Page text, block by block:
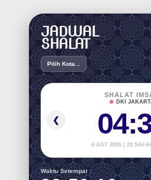
JADWAL
SHALAT
Pilih Kota...
❮
SHALAT
DKI
6 AGT 2026 | 23
Waktu Setempat :